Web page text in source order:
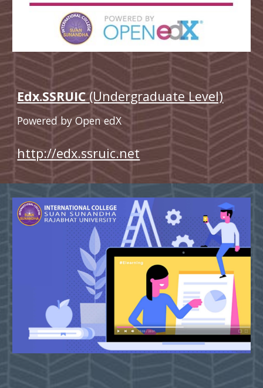
Edx.SSRUIC (Undergraduate Level)
Powered by Open edX
http://edx.ssruic.net